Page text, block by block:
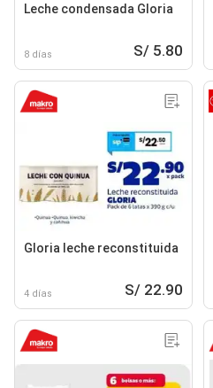
Leche condensada Gloria
8 días S/ 5.80
Gloria leche reconstituida
4 días S/ 22.90